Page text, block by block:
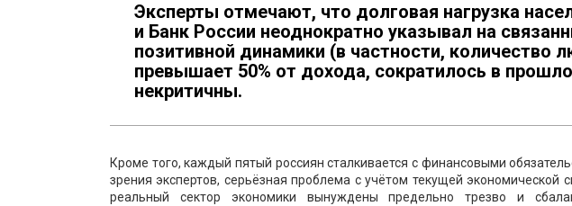
Эксперты отмечают, что долговая нагрузка
и Банк России неоднократно указывал на
позитивной динамики (в частности, количество
превышает 50% от дохода, сократилось в
некритичны.
Кроме того, каждый пятый россиян сталкивается с финансовыми
зрения экспертов, серьёзная проблема с учётом текущей экономической
реальный сектор экономики вынуждены предельно трезво и